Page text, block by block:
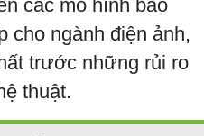
các mô hình bảo
cho ngành điện ảnh,
trước những rủi ro
thuật.